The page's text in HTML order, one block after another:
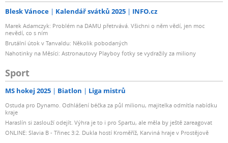
Blesk Vánoce Kalendář svátků 2025 INFO.cz
Marek Adamczyk: Problém na DAMU přetrvává. Všichni o něm vědí, jen moc
nevědí, co s ním
Brutální útok v Tanvaldu: Několik pobodaných
Nahotinky na Měsíci: Astronautovy Playboy fotky se vydražily za miliony
Sport
MS hokej 2025 Biatlon Liga mistrů
Ostuda pro Dynamo. Odhlášení béčka za půl milionu, majitelka odmítla nabídku
kraje
Haraslín si zaslouží odejít. Výhra je to i pro Spartu, ale měla by ještě zareagovat
ONLINE: Slavia B - Třinec 3:2. Dukla hostí Kroměříž, Karviná hraje v Prostějově